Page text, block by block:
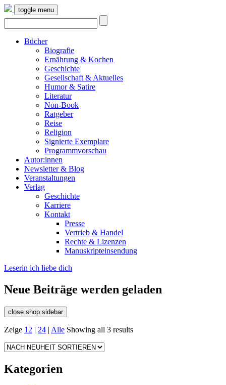
toggle menu
Bücher
Biografie
Ernährung & Kochen
Geschichte
Gesellschaft & Aktuelles
Humor & Satire
Literatur
Non-Book
Ratgeber
Reise
Religion
Signierte Exemplare
Programmvorschau
Autor:innen
Newsletter & Blog
Veranstaltungen
Verlag
Geschichte
Karriere
Kontakt
Presse
Vertrieb & Handel
Rechte & Lizenzen
Manuskripteinsendung
Leserin ich liebe dich
Neue Beiträge werden geladen
close shop sidebar
Zeige 12 | 24 | Alle Showing all 3 results
Kategorien